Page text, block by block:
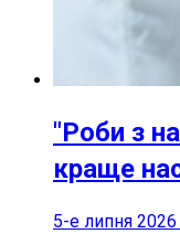
"Роби з
краще
5-е липня 2026